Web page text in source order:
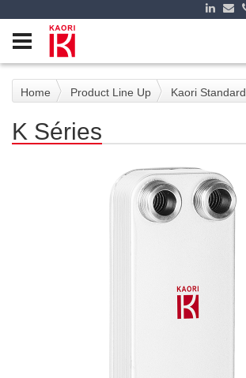
Home Product Line Up Kaori Standard
K Séries